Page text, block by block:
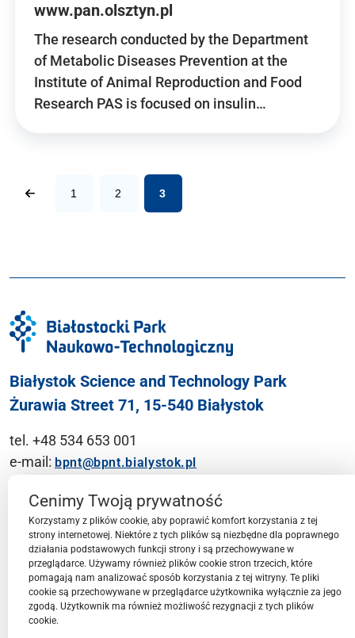
www.pan.olsztyn.pl
The research conducted by the Department
of Metabolic Diseases Prevention at the
Institute of Animal Reproduction and Food
Research PAS is focused on insulin…
1 2 3
Białystok Science and Technology Park
Żurawia Street 71, 15-540 Białystok
tel. +48 534 653 001
e-mail: bpnt@bpnt.bialystok.pl
Contact
BPN-T Area
BPN-T Offer
Cenimy Twoją prywatność
Korzystamy z plików cookie, aby poprawić komfort korzystania z tej
strony internetowej. Niektóre z tych plików są niezbędne dla poprawnego
działania podstawowych funkcji strony i są przechowywane w
przeglądarce. Używamy również plików cookie stron trzecich, które
pomagają nam analizować sposób korzystania z tej witryny. Te pliki
cookie są przechowywane w przeglądarce użytkownika wyłącznie za jego
zgodą. Użytkownik ma również możliwość rezygnacji z tych plików
cookie.